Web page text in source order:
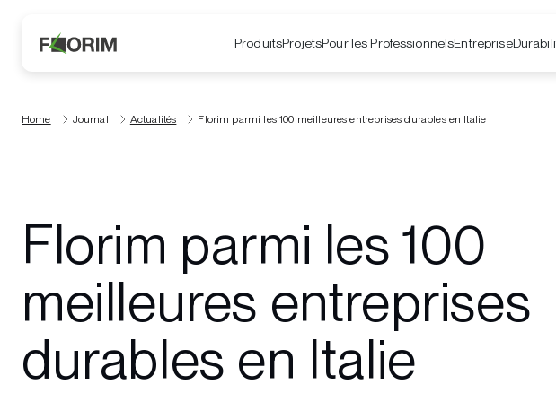
ProduitsProjetsPour les ProfessionnelsEntreprise
Home Journal Actualités Florim parmi les 100 meilleures entreprises durables en Italie
Florim parmi les 100
meilleures entreprises
durables en Italie